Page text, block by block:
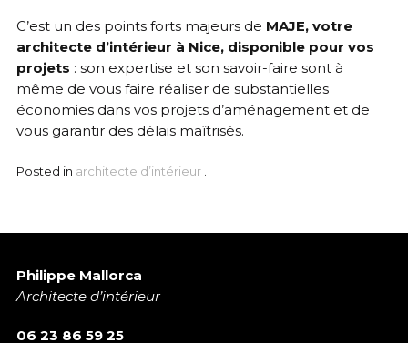
C’est un des points forts majeurs de MAJE, votre
architecte d’intérieur à Nice, disponible pour vos
projets : son expertise et son savoir-faire sont à
même de vous faire réaliser de substantielles
économies dans vos projets d’aménagement et de
vous garantir des délais maîtrisés.
Posted in architecte d’intérieur
Philippe Mallorca
Architecte d’intérieur
06 23 86 59 25